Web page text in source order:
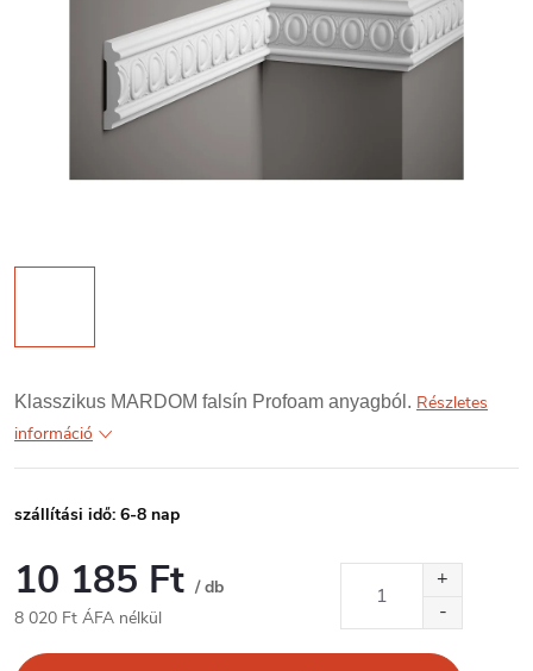
Klasszikus MARDOM falsín Profoam anyagból. Részletes
információ
szállítási idő: 6-8 nap
10 185 Ft / db
8 020 Ft ÁFA nélkül